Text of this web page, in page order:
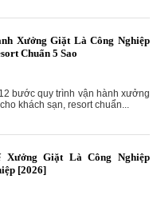
Xưởng Giặt Là Công Nghiệp
Chuẩn 5 Sao
bước quy trình vận hành xưởng
khách sạn, resort chuẩn...
Giặt Là Công Nghiệp
[2026]